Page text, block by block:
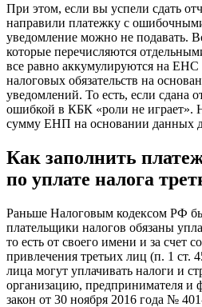
При этом, если вы успели сдать
направили платежку с
уведомление можно не подавать.
которые перечисляются
все равно аккумулируются на ЕНС
налоговых обязательств на
уведомлений. То есть, если сдана
ошибкой в КБК «роли не играет».
сумму ЕНП на основании данных
Как заполнить
по уплате налога
Раньше Налоговым кодексом РФ
плательщики налогов обязаны
то есть от своего имени и за счет
привлечения третьих лиц (п. 1 ст.
лица могут уплачивать налоги и
организацию, предпринимателя и
закон от 30 ноября 2016 года №